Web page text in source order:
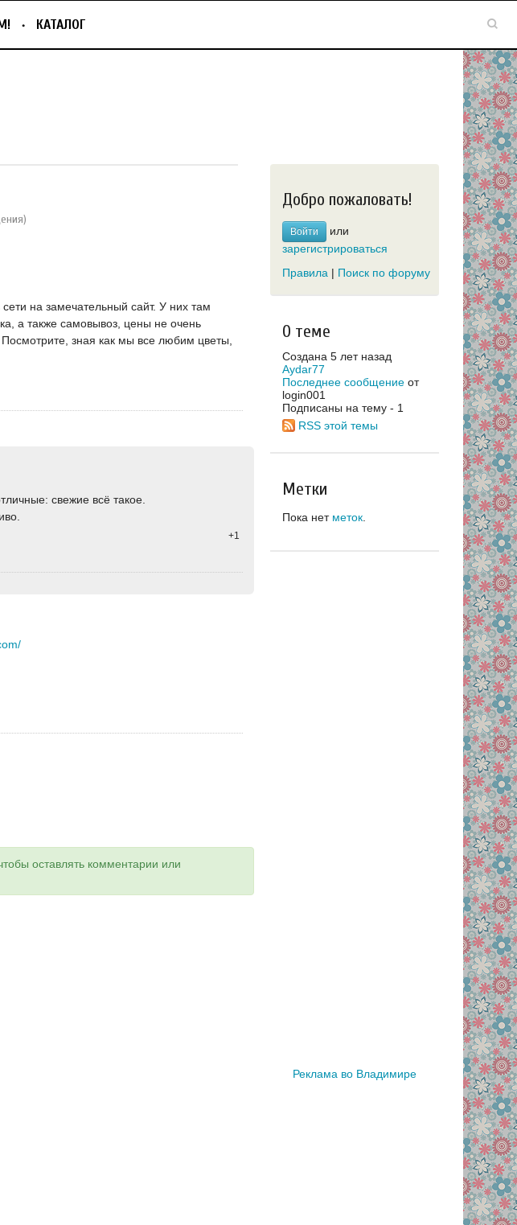
КАТАЛОГ
на замечательный сайт. У них там
а также самовывоз, цены не очень
зная как мы все любим цветы,
свежие всё такое.
+1
оставлять комментарии или
Добро пожаловать!
Войти
или
зарегистрироваться
Правила | Поиск по форуму
О теме
Создана 5 лет назад
Aydar77
Последнее сообщение от
login001
Подписаны на тему - 1
RSS этой темы
Метки
Пока нет меток
Реклама во Владимире